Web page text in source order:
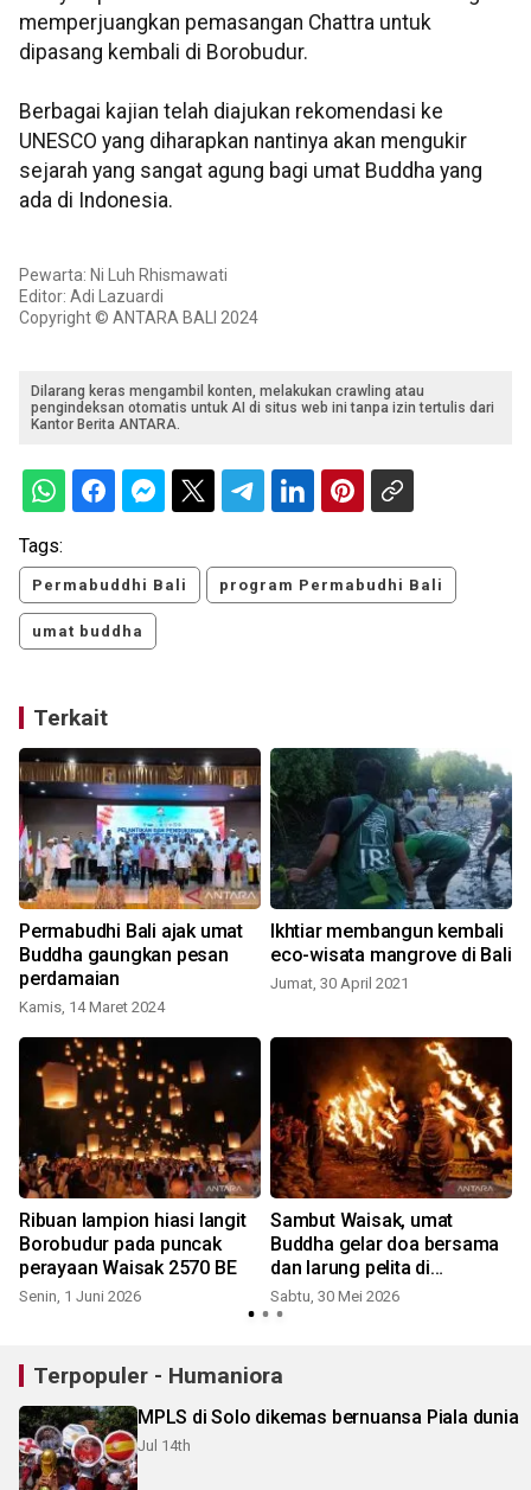
memperjuangkan pemasangan Chattra untuk
dipasang kembali di Borobudur.
Berbagai kajian telah diajukan rekomendasi ke
UNESCO yang diharapkan nantinya akan mengukir
sejarah yang sangat agung bagi umat Buddha yang
ada di Indonesia.
Pewarta: Ni Luh Rhismawati
Editor: Adi Lazuardi
Copyright © ANTARA BALI 2024
Dilarang keras mengambil konten, melakukan crawling atau
pengindeksan otomatis untuk AI di situs web ini tanpa izin tertulis dari
Kantor Berita ANTARA.
Tags:
Permabuddhi Bali program Permabudhi Bali
umat buddha
Terkait
Permabudhi Bali ajak umat
Buddha gaungkan pesan
perdamaian
Kamis, 14 Maret 2024
Ikhtiar membangun kembali
eco-wisata mangrove di Bali
Jumat, 30 April 2021
Ribuan lampion hiasi langit
Borobudur pada puncak
perayaan Waisak 2570 BE
Senin, 1 Juni 2026
Sambut Waisak, umat
Buddha gelar doa bersama
dan larung pelita di
Borobudur
Sabtu, 30 Mei 2026
Terpopuler - Humaniora
MPLS di Solo dikemas bernuansa Piala dunia
Jul 14th